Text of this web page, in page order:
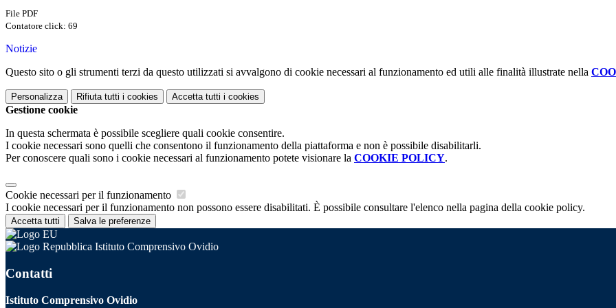
File PDF
Contatore click: 69
Notizie
Questo sito o gli strumenti terzi da questo utilizzati si avvalgono di cookie necessari al funzionamento ed utili alle finalità illustrate nella
Personalizza Rifiuta tutti i cookies Accetta tutti i cookies
Gestione cookie
In questa schermata è possibile scegliere quali cookie consentire.
I cookie necessari sono quelli che consentono il funzionamento della piattaforma e non è possibile disabilitarli.
Per conoscere quali sono i cookie necessari al funzionamento potete visionare la COOKIE POLICY.
Cookie necessari per il funzionamento
I cookie necessari per il funzionamento non possono essere disabilitati. È possibile consultare l'elenco nella pagina della cookie policy.
Accetta tutti Salva le preferenze
Istituto Comprensivo Ovidio
Contatti
Istituto Comprensivo Ovidio